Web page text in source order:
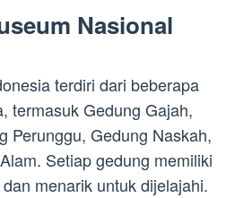
Nasional
terdiri dari beberapa
termasuk Gedung Gajah,
Perunggu, Gedung Naskah,
Setiap gedung memiliki
menarik untuk dijelajahi.